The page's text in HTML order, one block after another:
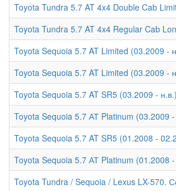
Toyota Tundra 5.7 AT 4x4 Double Cab
Toyota Tundra 5.7 AT 4x4 Regular Cab
Toyota Sequoia 5.7 AT Limited (03.2009 -
Toyota Sequoia 5.7 AT Limited (03.2009 -
Toyota Sequoia 5.7 AT SR5 (03.2009 -
Toyota Sequoia 5.7 АТ Platinum (03.2009 -
Toyota Sequoia 5.7 AT SR5 (01.2008 -
Toyota Sequoia 5.7 АТ Platinum (01.2008 -
Toyota Tundra / Sequoia / Lexus LX-570.